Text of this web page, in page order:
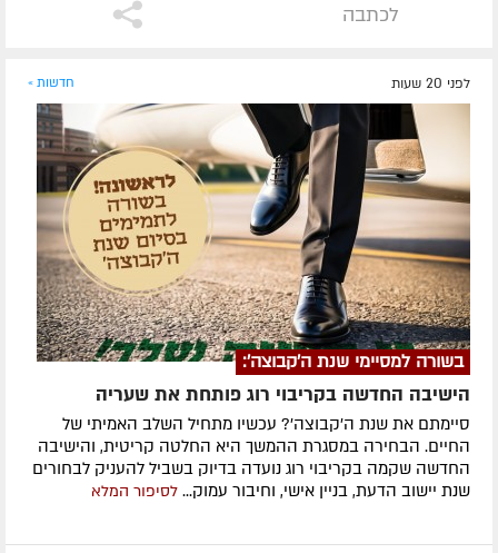
לכתבה
לפני 20 שעות חדשות »
בשורה למסיימי שנת ה'קבוצה':
הישיבה החדשה בקריבוי רוג פותחת את שעריה
סיימתם את שנת ה'קבוצה'? עכשיו מתחיל השלב האמיתי של
החיים. הבחירה במסגרת ההמשך היא החלטה קריטית, והישיבה
החדשה שקמה בקריבוי רוג נועדה בדיוק בשביל להעניק לבחורים
שנת יישוב הדעת, בניין אישי, וחיבור עמוק... לסיפור המלא